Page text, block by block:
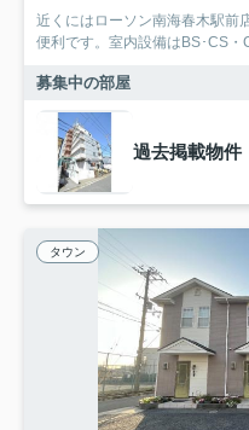
近くにはローソン南海春木駅前
便利です。室内設備はBS･CS・
募集中の部屋
過去掲載物件
タウン